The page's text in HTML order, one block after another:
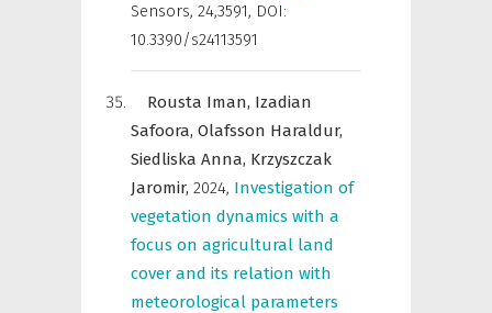
Sensors, 24,3591, DOI:
10.3390/s24113591
Rousta Iman, Izadian
Safoora, Olafsson Haraldur,
Siedliska Anna, Krzyszczak
Jaromir, 2024, Investigation of
vegetation dynamics with a
focus on agricultural land
cover and its relation with
meteorological parameters